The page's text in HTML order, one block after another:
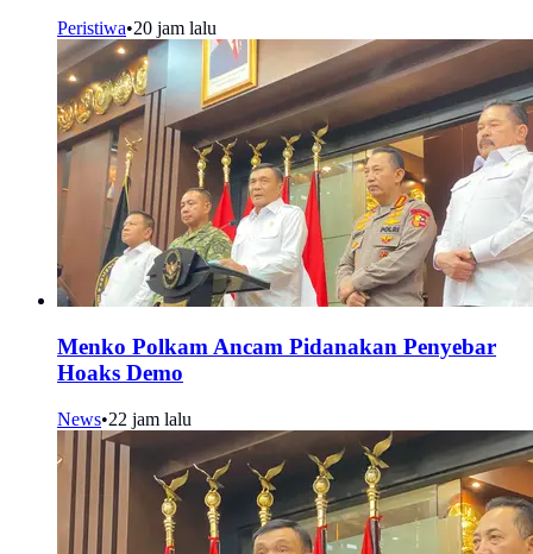
Peristiwa•20 jam lalu
Menko Polkam Ancam Pidanakan Penyebar
Hoaks Demo
News•22 jam lalu